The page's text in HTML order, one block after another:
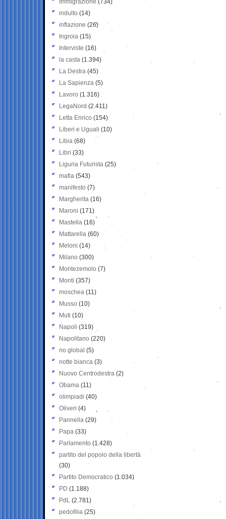
Immigrazione (734)
indulto (14)
inflazione (26)
Ingroia (15)
Interviste (16)
la casta (1.394)
La Destra (45)
La Sapienza (5)
Lavoro (1.316)
LegaNord (2.411)
Letta Enrico (154)
Liberi e Uguali (10)
Libia (68)
Libri (33)
Liguria Futurista (25)
mafia (543)
manifesto (7)
Margherita (16)
Maroni (171)
Mastella (16)
Mattarella (60)
Meloni (14)
Milano (300)
Montezemolo (7)
Monti (357)
moschea (11)
Musso (10)
Muti (10)
Napoli (319)
Napolitano (220)
no global (5)
notte bianca (3)
Nuovo Centrodestra (2)
Obama (11)
olimpiadi (40)
Oliveri (4)
Pannella (29)
Papa (33)
Parlamento (1.428)
partito del popolo della libertà
(30)
Partito Democratico (1.034)
PD (1.188)
PdL (2.781)
pedofilia (25)